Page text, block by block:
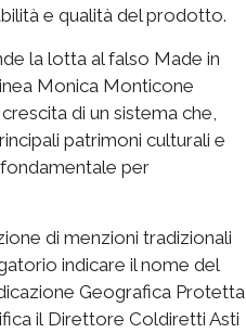
e qualità del prodotto.
la lotta al falso Made in
Monica Monticone
di un sistema che,
patrimoni culturali e
per
di menzioni tradizionali
indicare il nome del
Geografica Protetta
il Direttore Coldiretti Asti